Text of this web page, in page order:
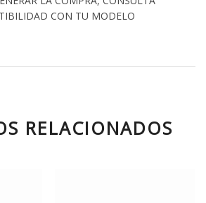
CON TU MODELO
RELACIONADOS